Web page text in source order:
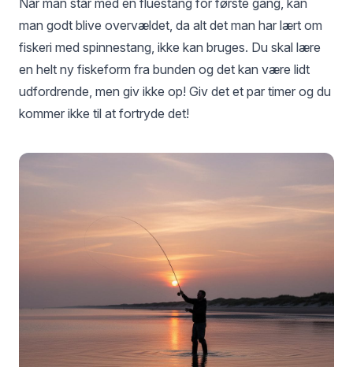
man godt blive overvældet, da alt det man har lært om
fiskeri med spinnestang, ikke kan bruges. Du skal lære
en helt ny fiskeform fra bunden og det kan være lidt
udfordrende, men giv ikke op! Giv det et par timer og du
kommer ikke til at fortryde det!